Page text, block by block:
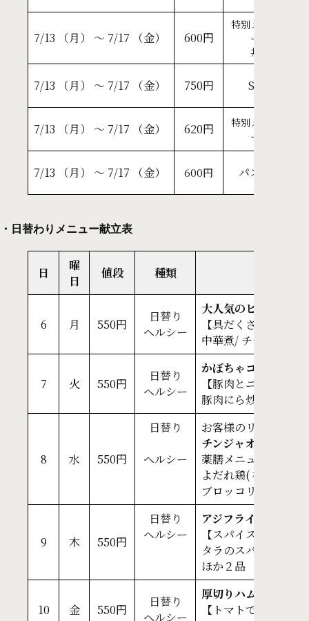
7/13 （月） ～ 7/17 （金） 600円
特別メニュ
ー
丼
7/13 （月） ～ 7/17 （金） 750円 SP
7/13 （月） ～ 7/17 （金） 620円
特別メニュ
ー
7/13 （月） ～ 7/17 （金） 600円 パスタ
・日替わりメニュー献立表
日
曜
日
値段 種類
6 月 550円
日替り
ヘルシー
大人気のヒレカツ＆
【具だくさんでトロ
中華煮/ チヂミもや
7 火 550円
日替り
ヘルシー
かぼちゃコロッケ＆
【豚肉とニラで栄養
豚肉にら炒め/ キャ
8 水 550円
日替り
ヘルシー
お客様のリクエスト
チンジャオロース＆
薬膳メニュー【塩麹
よだれ鶏( 桂花)/ キ
ブロッコリーのあま
9 木 550円
日替り
ヘルシー
アジフライ＆キーマ
【スパイス香りで食
タラのスパイシーオ
ほか２品
10 金 550円
日替り
ヘルシー
厚切りハムカツ＆八
【トマトでじっくり